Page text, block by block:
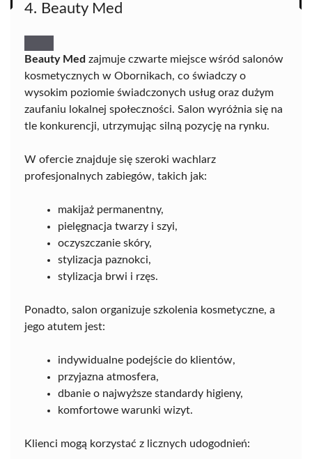
4. Beauty Med
Beauty Med zajmuje czwarte miejsce wśród salonów
kosmetycznych w Obornikach, co świadczy o
wysokim poziomie świadczonych usług oraz dużym
zaufaniu lokalnej społeczności. Salon wyróżnia się na
tle konkurencji, utrzymując silną pozycję na rynku.
W ofercie znajduje się szeroki wachlarz
profesjonalnych zabiegów, takich jak:
makijaż permanentny,
pielęgnacja twarzy i szyi,
oczyszczanie skóry,
stylizacja paznokci,
stylizacja brwi i rzęs.
Ponadto, salon organizuje szkolenia kosmetyczne, a
jego atutem jest:
indywidualne podejście do klientów,
przyjazna atmosfera,
dbanie o najwyższe standardy higieny,
komfortowe warunki wizyt.
Klienci mogą korzystać z licznych udogodnień: